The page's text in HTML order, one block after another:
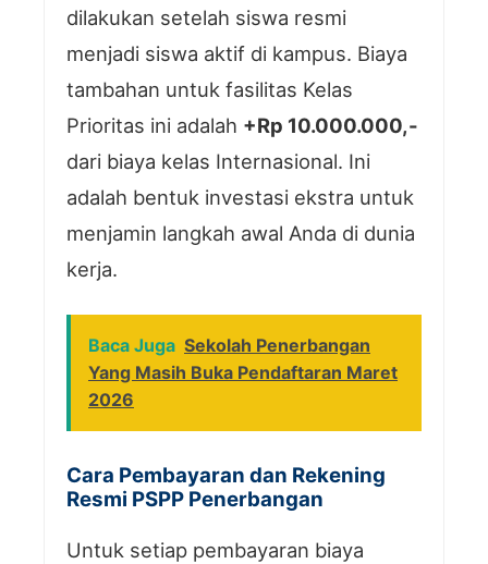
dilakukan setelah siswa resmi
menjadi siswa aktif di kampus. Biaya
tambahan untuk fasilitas Kelas
Prioritas ini adalah +Rp 10.000.000,-
dari biaya kelas Internasional. Ini
adalah bentuk investasi ekstra untuk
menjamin langkah awal Anda di dunia
kerja.
Baca Juga Sekolah Penerbangan
Yang Masih Buka Pendaftaran Maret
2026
Cara Pembayaran dan Rekening
Resmi PSPP Penerbangan
Untuk setiap pembayaran biaya